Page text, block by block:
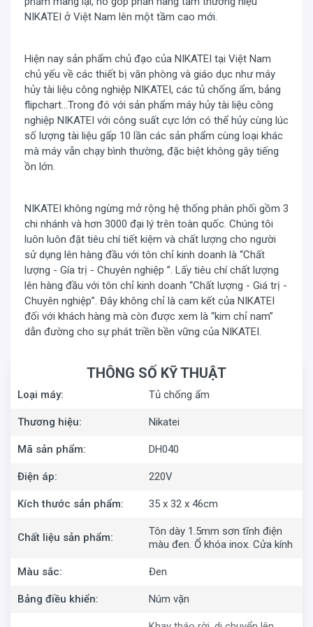
Bên trongtủ chống ẩm NIKATEI DH040chia thành 3
ngăn nhỏ gồm 2 khay đựng điều chỉnh khoảng cách tùy
theo chiều cao hay thấp của các vật phẩm nhờ thanh ray
di động hai bên thành tủ.
NIKATEI DH040được làm từ chất liệu tôn
NIKATEI ở Việt Nam lên một tầm cao mới.
Hiện nay sản phẩm chủ đạo của NIKATEI tại Việt Nam
chủ yếu về các thiết bị văn phòng và giáo dục như máy
hủy tài liệu công nghiệp NIKATEI, các tủ chống ẩm, bảng
flipchart…Trong đó với sản phẩm máy hủy tài liệu công
nghiệp NIKATEI với công suất cực lớn có thể hủy cùng lúc
số lượng tài liệu gấp 10 lần các sản phẩm cùng loại khác
mà máy vẫn chạy bình thường, đặc biệt không gây tiếng
ồn lớn.
NIKATEI không ngừng mở rộng hệ thống phân phối gồm 3
chi nhánh và hơn 3000 đại lý trên toàn quốc. Chúng tôi
luôn luôn đặt tiêu chí tiết kiệm và chất lượng cho người
sử dụng lên hàng đầu với tôn chỉ kinh doanh là “Chất
lượng - Gía trị - Chuyên nghiệp ”. Lấy tiêu chí chất lượng
lên hàng đầu với tôn chỉ kinh doanh “Chất lượng - Giá trị -
Chuyên nghiệp”. Đây không chỉ là cam kết của NIKATEI
đối với khách hàng mà còn được xem là “kim chỉ nam”
dẫn đường cho sự phát triền bền vững của NIKATEI.
THÔNG SỐ KỸ THUẬT
Loại máy: Tủ chống ẩm
Thương hiệu: Nikatei
Mã sản phẩm: DH040
Điện áp: 220V
Kích thước sản phẩm: 35 x 32 x 46cm
Chất liệu sản phẩm:
Tôn dày 1.5mm sơn tĩnh điện
màu đen. Ổ khóa inox. Cửa kính
Màu sắc: Đen
Bảng điều khiển: Núm vặn